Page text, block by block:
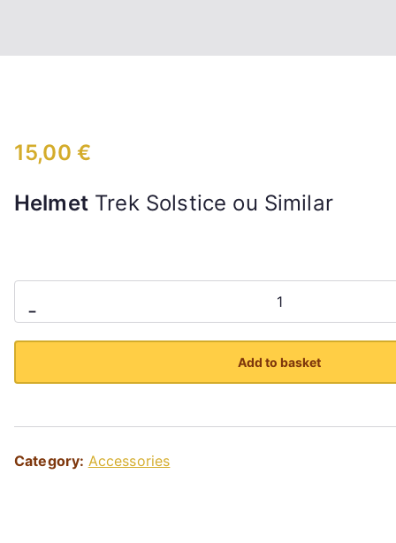
15,00 €
HelmetTrek Solstice ou Similar
-
com
Pala
Add to basket
Category: Accessories